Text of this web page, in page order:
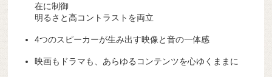
在に制御
明るさと高コントラストを両立
4つのスピーカーが生み出す映像と音の一体感
映画もドラマも、あらゆるコンテンツを心ゆくままに